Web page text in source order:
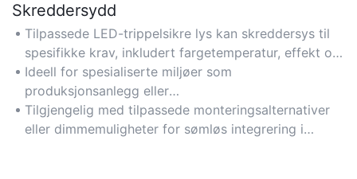
Skreddersydd
Tilpassede LED-trippelsikre lys kan skreddersys til
spesifikke krav, inkludert fargetemperatur, effekt og
dimensjoner, noe som sikrer optimale
belysningsløsninger for unike rom.
Ideell for spesialiserte miljøer som
produksjonsanlegg eller
næringsmiddelforedlingsanlegg der presise
lysforhold er avgjørende.
Tilgjengelig med tilpassede monteringsalternativer
eller dimmemuligheter for sømløs integrering i